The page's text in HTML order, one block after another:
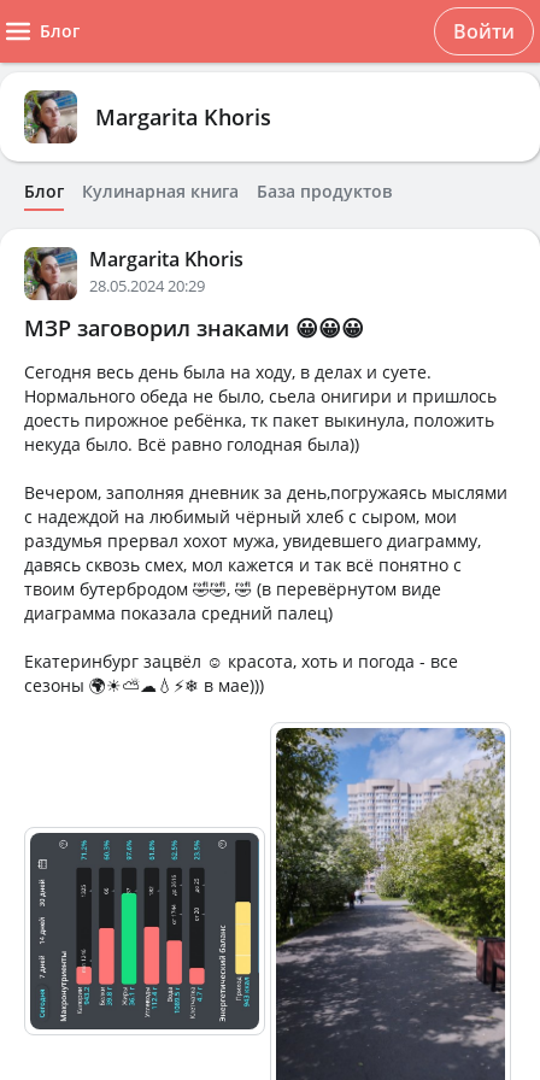
Блог Войти
Margarita Khoris
Блог Кулинарная книга База продуктов
Margarita Khoris
28.05.2024 20:29
МЗР заговорил знаками 😀😀😀
Сегодня весь день была на ходу, в делах и суете.
Нормального обеда не было, сьела онигири и пришлось
доесть пирожное ребёнка, тк пакет выкинула, положить
некуда было. Всё равно голодная была))
Вечером, заполняя дневник за день,погружаясь мыслями
с надеждой на любимый чёрный хлеб с сыром, мои
раздумья прервал хохот мужа, увидевшего диаграмму,
давясь сквозь смех, мол кажется и так всё понятно с
твоим бутербродом 🤣🤣, 🤣 (в перевёрнутом виде
диаграмма показала средний палец)
Екатеринбург зацвёл ☺ красота, хоть и погода - все
сезоны 🌍☀⛅☁💧⚡❄ в мае)))